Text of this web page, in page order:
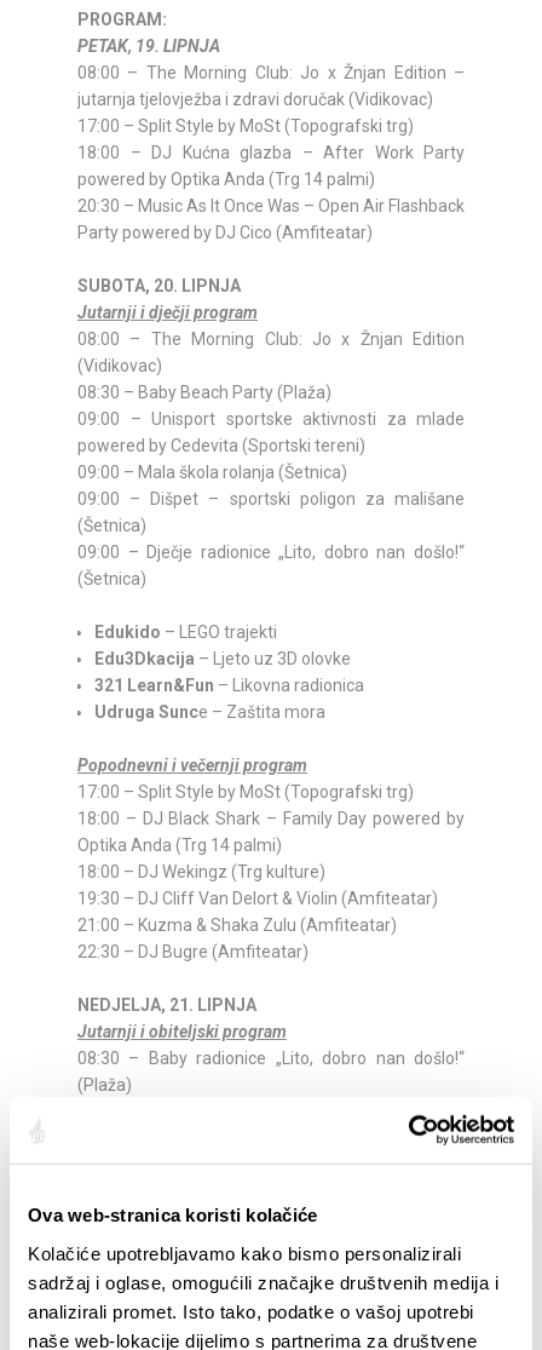
Ova web-stranica koristi kolačiće
Kolačiće upotrebljavamo kako bismo personalizirali
sadržaj i oglase, omogućili značajke društvenih medija i
analizirali promet. Isto tako, podatke o vašoj upotrebi
naše web-lokacije dijelimo s partnerima za društvene
PROGRAM:
PETAK, 19. LIPNJA
08:00 – The Morning Club: Jo x Žnjan Edition –
jutarnja tjelovježba i zdravi doručak (Vidikovac)
17:00 – Split Style by MoSt (Topografski trg)
18:00 – DJ Kućna glazba – After Work Party
powered by Optika Anda (Trg 14 palmi)
20:30 – Music As It Once Was – Open Air Flashback
Party powered by DJ Cico (Amfiteatar)
SUBOTA, 20. LIPNJA
Jutarnji i dječji program
08:00 – The Morning Club: Jo x Žnjan Edition
(Vidikovac)
08:30 – Baby Beach Party (Plaža)
09:00 – Unisport sportske aktivnosti za mlade
powered by Cedevita (Sportski tereni)
09:00 – Mala škola rolanja (Šetnica)
09:00 – Dišpet – sportski poligon za mališane
(Šetnica)
09:00 – Dječje radionice „Lito, dobro nan došlo!“
(Šetnica)
Edukido – LEGO trajekti
Edu3Dkacija – Ljeto uz 3D olovke
321 Learn&Fun – Likovna radionica
Udruga Sunce – Zaštita mora
Popodnevni i večernji program
17:00 – Split Style by MoSt (Topografski trg)
18:00 – DJ Black Shark – Family Day powered by
Optika Anda (Trg 14 palmi)
18:00 – DJ Wekingz (Trg kulture)
19:30 – DJ Cliff Van Delort & Violin (Amfiteatar)
21:00 – Kuzma & Shaka Zulu (Amfiteatar)
22:30 – DJ Bugre (Amfiteatar)
NEDJELJA, 21. LIPNJA
Jutarnji i obiteljski program
08:30 – Baby radionice „Lito, dobro nan došlo!“
(Plaža)
AT School– Likovna radionica
skupina (Amfiteatar)
09:00 – Unisport sportske aktivnosti za mlade
11:00 – „Morske avanture škampića Đure“ – dječja
predstava (Amfiteatar)